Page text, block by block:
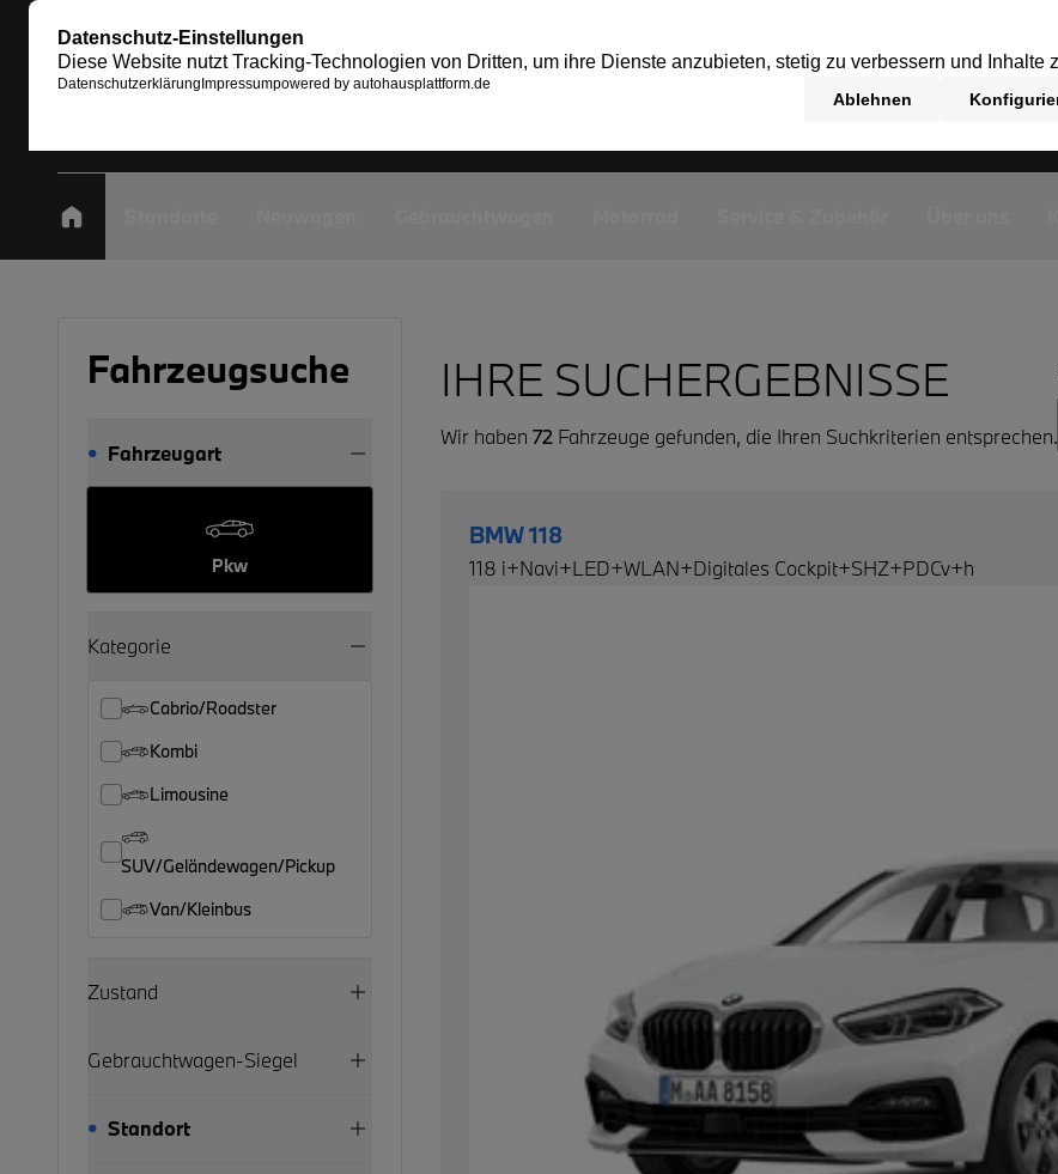
Fahrzeugsuche
Fahrzeugart
Pkw
Kategorie
Cabrio/Roadster
Kombi
Limousine
SUV/Geländewagen/Pickup
Van/Kleinbus
Zustand
Gebrauchtwagen-Siegel
Standort
IHRE SUCHERGEBNISSE
Wir haben 72Fahrzeuge gefunden, die Ihren Suchkriterien entsprechen.
BMW 118
118 i+Navi+LED+WLAN+Digitales Cockpit+SHZ+PDCv+h